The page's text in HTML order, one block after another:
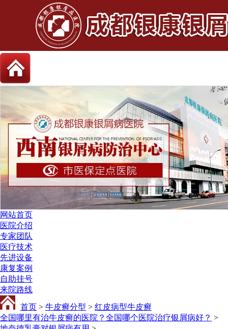
网站首页
医院介绍
专家团队
医疗技术
先进设备
康复案例
自助挂号
来院路线
首页 > 牛皮癣分型 > 红皮病型牛皮癣
全国哪里有治牛皮癣的医院？全国哪个医院治疗银屑病好？ >